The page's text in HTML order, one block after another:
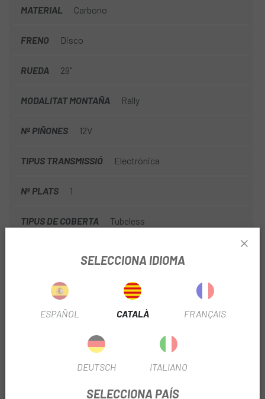
MATERIAL Carbono
FRENO Disco
RUEDA 29"
MODALITAT MONTAÑA Rally
Nº PIÑONES 12V
TIPUS TRANSMISSIÓ Electrònica
Nº PLATS 1
TIPUS DE COBERTA Tubeless
RECORREGUT SUSPENSIÓ 120
TIJA TELESCÒPICA
TIPUS TIJA TELESCÒPICA Cableado interno
110 Boost
SELECCIONA IDIOMA
ESPAÑOL CATALÀ FRANÇAIS
DEUTSCH ITALIANO
SELECCIONA PAÍS